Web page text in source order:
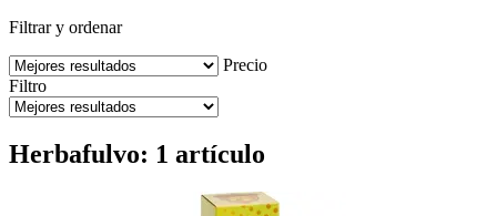
Filtrar y ordenar
Precio
Filtro
Herbafulvo: 1 artículo